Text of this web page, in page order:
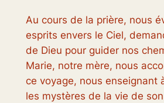
Au cours de la prière, nous
esprits envers le Ciel,
de Dieu pour guider nos
Marie, notre mère, nous
ce voyage, nous enseignant
les mystères de la vie de